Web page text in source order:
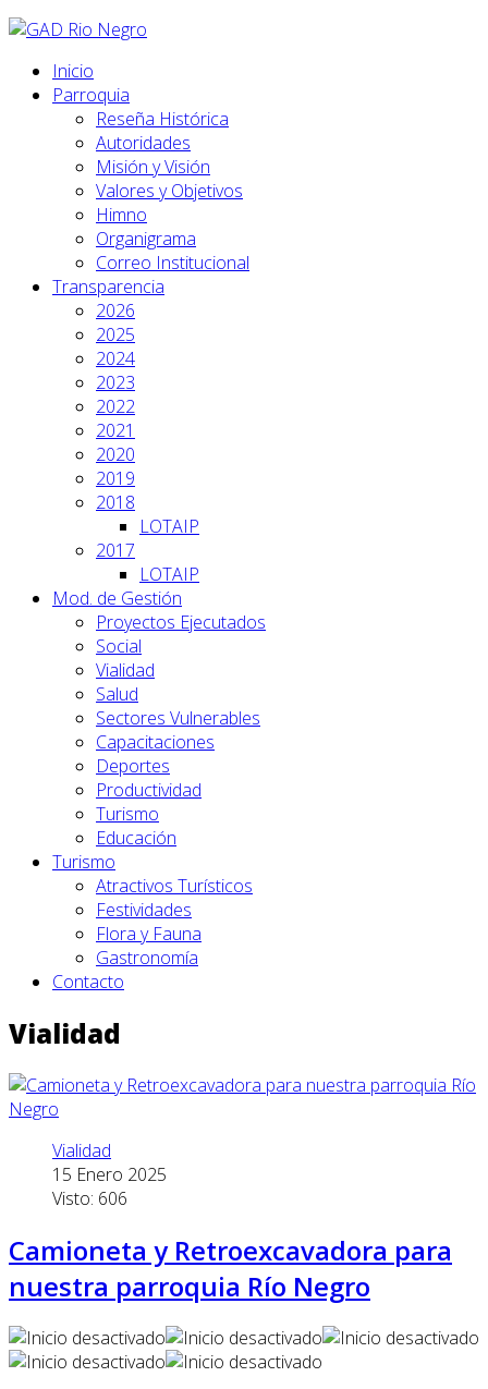
Inicio
Parroquia
Reseña Histórica
Autoridades
Misión y Visión
Valores y Objetivos
Himno
Organigrama
Correo Institucional
Transparencia
2026
2025
2024
2023
2022
2021
2020
2019
2018
LOTAIP
2017
LOTAIP
Mod. de Gestión
Proyectos Ejecutados
Social
Vialidad
Salud
Sectores Vulnerables
Capacitaciones
Deportes
Productividad
Turismo
Educación
Turismo
Atractivos Turísticos
Festividades
Flora y Fauna
Gastronomía
Contacto
Vialidad
Vialidad
15 Enero 2025
Visto: 606
Camioneta y Retroexcavadora para
nuestra parroquia Río Negro